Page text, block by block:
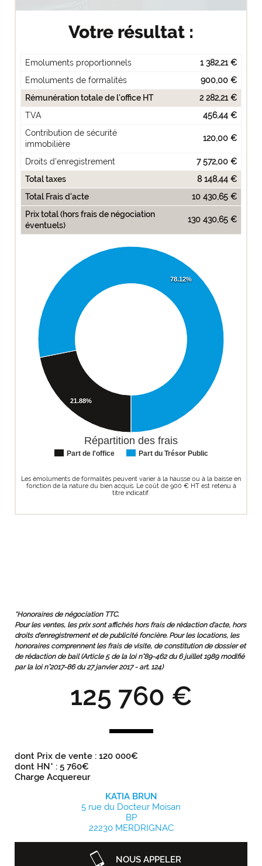
Votre résultat :
Emoluments proportionnels
1 382,21 €
Emoluments de formalités
900,00 €
Rémunération totale de l'office HT
2 282,21 €
TVA
456,44 €
Contribution de sécurité
immobilière
120,00 €
Droits d'enregistrement
7 572,00 €
Total taxes
8 148,44 €
Total Frais d'acte
10 430,65 €
Prix total (hors frais de négociation
éventuels)
130 430,65 €
Répartition des frais
Part de l'office Part du Trésor Public
21.88%
78.12%
Les émoluments de formalités peuvent varier à la hausse ou à la baisse en
fonction de la nature du bien acquis. Le coût de 900 € HT est retenu à
titre indicatif.
*Honoraires de négociation TTC.
Pour les ventes, les prix sont affichés hors frais de rédaction d'acte, hors
droits d'enregistrement et de publicité foncière. Pour les locations, les
honoraires comprennent les frais de visite, de constitution de dossier et
de rédaction de bail (Article 5 de la loi n°89-462 du 6 juillet 1989 modifié
par la loi n°2017-86 du 27 janvier 2017 - art. 124)
125 760 €
dont Prix de vente : 120 000€
dont HN* : 5 760€
Charge Acquereur
KATIA BRUN
5 rue du Docteur Moisan
BP
22230 MERDRIGNAC
NOUS APPELER